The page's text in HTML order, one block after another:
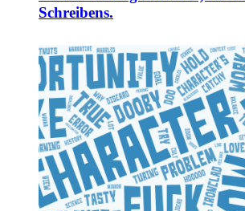
Schreibens.